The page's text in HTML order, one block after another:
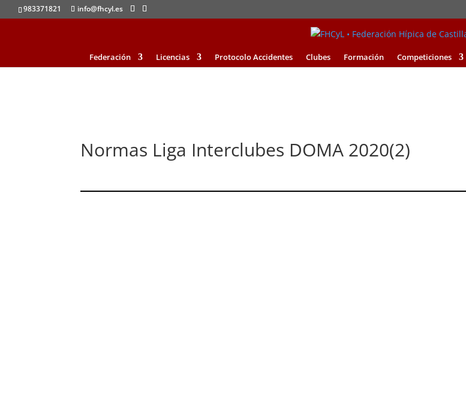
983371821 info@fhcyl.es
Federación Licencias Protocolo Accidentes Clubes Formación Competiciones
Normas Liga Interclubes DOMA 2020(2)